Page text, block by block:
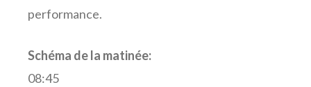
performance.
Schéma de la matinée:
08:45